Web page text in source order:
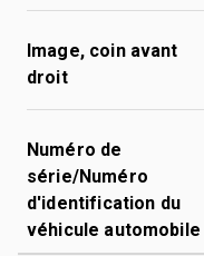
Image, coin avant
droit
Numéro de
série/Numéro
d'identification du
véhicule automobile